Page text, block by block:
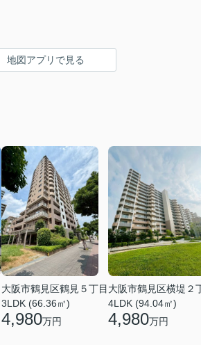
地図アプリで見る
大阪市鶴見区鶴見５丁目
3LDK (66.36㎡)
4,980万円
大阪市鶴見区横堤２
4LDK (94.04㎡)
4,980万円